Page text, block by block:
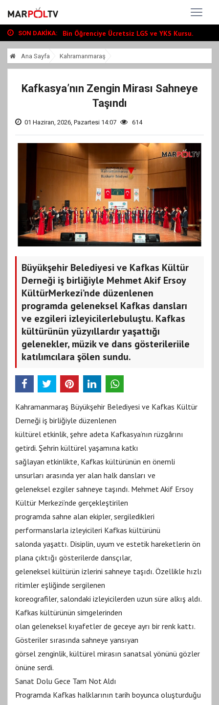
SON DAKIKA:
Bin Öğrenciye Ücretsiz LGS ve YKS Kursu...
“Tour Of Kahramanmaraş” Uluslararası Yol...
Ana Sayfa Kahramanmaraş
Kafkasya’nın Zengin Mirası Sahneye
Taşındı
01 Haziran, 2026, Pazartesi 14:07 614
Büyükşehir Belediyesi ve Kafkas Kültür
Derneği iş birliğiyle Mehmet Akif Ersoy
KültürMerkezi’nde düzenlenen
programda geleneksel Kafkas dansları
ve ezgileri izleyicilerlebuluştu. Kafkas
kültürünün yüzyıllardır yaşattığı
gelenekler, müzik ve dans gösterileriile
katılımcılara şölen sundu.
Kahramanmaraş Büyükşehir Belediyesi ve Kafkas Kültür
Derneği iş birliğiyle düzenlenen
kültürel etkinlik, şehre adeta Kafkasya’nın rüzgârını
getirdi. Şehrin kültürel yaşamına katkı
sağlayan etkinlikte, Kafkas kültürünün en önemli
unsurları arasında yer alan halk dansları ve
geleneksel ezgiler sahneye taşındı. Mehmet Akif Ersoy
Kültür Merkezi’nde gerçekleştirilen
programda sahne alan ekipler, sergiledikleri
performanslarla izleyicileri Kafkas kültürünü
salonda yaşattı. Disiplin, uyum ve estetik hareketlerin ön
plana çıktığı gösterilerde dansçılar,
geleneksel kültürün izlerini sahneye taşıdı. Özellikle hızlı
ritimler eşliğinde sergilenen
koreografiler, salondaki izleyicilerden uzun süre alkış aldı.
Kafkas kültürünün simgelerinden
olan geleneksel kıyafetler de geceye ayrı bir renk kattı.
Gösteriler sırasında sahneye yansıyan
görsel zenginlik, kültürel mirasın sanatsal yönünü gözler
önüne serdi.
Sanat Dolu Gece Tam Not Aldı
Programda Kafkas halklarının tarih boyunca oluşturduğu